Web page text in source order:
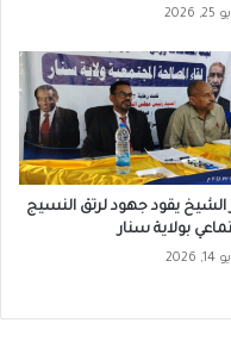
2026
الشيخ يقود جهود لرتق النسيج
بولاية سنار
2026